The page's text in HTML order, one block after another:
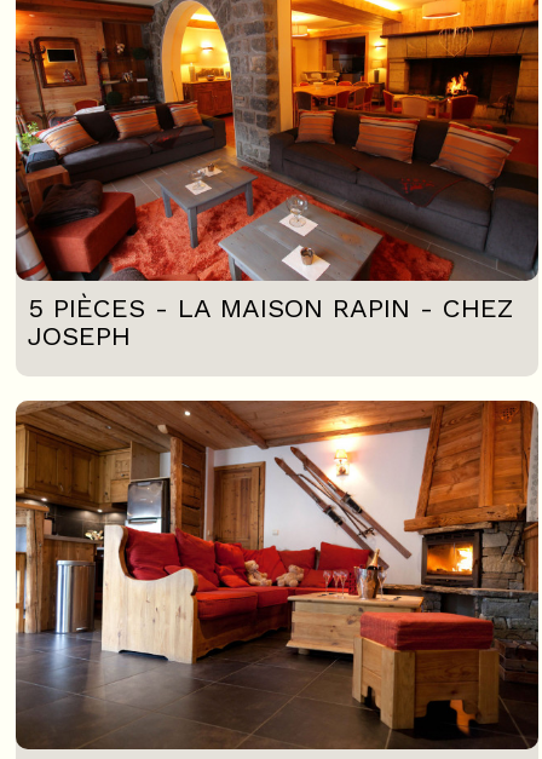
5 PIÈCES - LA MAISON RAPIN - CHEZ
JOSEPH